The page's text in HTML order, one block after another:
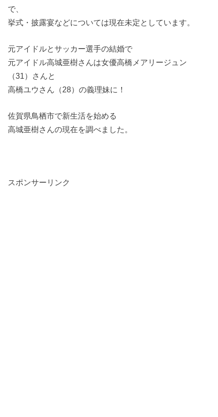
で、
挙式・披露宴などについては現在未定としています。
元アイドルとサッカー選手の結婚で
元アイドル高城亜樹さんは女優高橋メアリージュン
（31）さんと
高橋ユウさん（28）の義理妹に！
佐賀県鳥栖市で新生活を始める
高城亜樹さんの現在を調べました。
スポンサーリンク